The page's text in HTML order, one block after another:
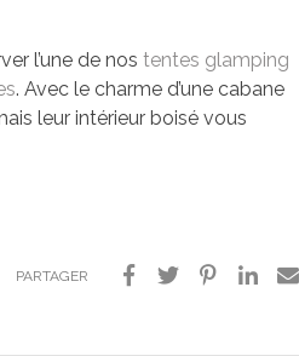
l’une de nos tentes glamping
. Avec le charme d’une cabane
leur intérieur boisé vous
PARTAGER